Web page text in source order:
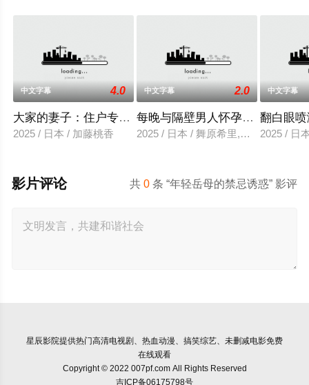
中文字幕 4.0
大家的妻子：住户专用洞口
2025 / 日本 / 加藤桃香
中文字幕 2.0
每晚与隔壁男人怀孕性爱
2025 / 日本 / 舞原希里,佐川金二
中文字幕
翻白眼
2025 / 日
共0 条 “年轻岳母的禁忌诱惑” 影评
影片评论
星辰影院提供热门高清电视剧、热血动漫、搞笑综艺、未删减电影免费
在线观看
Copyright © 2022 007pf.com All Rights Reserved
吉ICP备06175798号